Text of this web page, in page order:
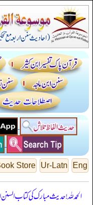
Eng
Ur-Latn
Store
الحمدللہ! حدیث مبارک کی کتاب